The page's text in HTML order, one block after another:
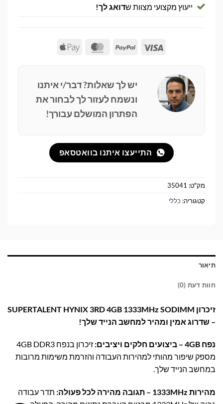
ייעוץ מקצועי מצוות שדואג לך!
Visa
PayPal
MasterCard
Apple
יש לך שאלות? דבר/י איתנו
ונשמח לעזור לך לבחור את
הפתרון המושלם עבורך!
התייעצו איתנו בוואטסאפ
מק"ט: 35041
קטגוריה: כללי
תיאור
חוות דעת (0)
זיכרון SUPERTALENT HYNIX 3RD 4GB 1333MHz SODIMM
– שדרוג אמין ומהיר למחשב הנייד שלך!
נפח 4GB – ביצועים חלקים ויציבים:
זיכרון בנפח 4GB DDR3
מספק שיפור מהותי למהירות העבודה והזרמת משימות מרובות
במחשב הנייד שלך.
מהירות 1333MHz – תגובה מהירה לכל פעולה:
תדר עבודה